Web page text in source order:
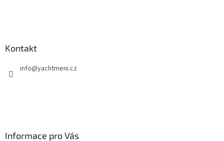
Kontakt
info@yachtmeni.cz
Informace pro Vás